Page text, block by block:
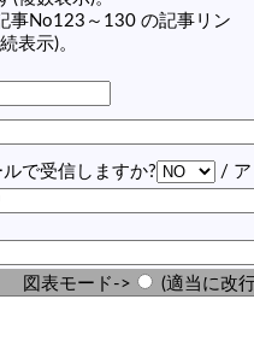
No123～130 の記事リン
表示)。
で受信しますか?
/ ア
図表モード-> (適当に改